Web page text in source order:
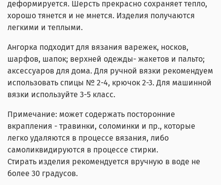
деформируется. Шерсть прекрасно сохраняет тепло,
хорошо тянется и не мнется. Изделия получаются
легкими и теплыми.
Ангорка подходит для вязания варежек, носков,
шарфов, шапок; верхней одежды- жакетов и пальто;
аксессуаров для дома. Для ручной вязки рекомендуем
использовать спицы № 2-4, крючок 2-3. Для машинной
вязки используйте 3-5 класс.
Примечание: может содержать посторонние
вкрапления - травинки, соломинки и пр., которые
легко удаляются в процессе вязания, либо
самоликвидируются в процессе стирки.
Стирать изделия рекомендуется вручную в воде не
более 30 градусов.